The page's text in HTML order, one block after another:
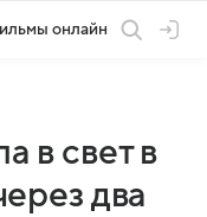
онлайн
в свет в
два